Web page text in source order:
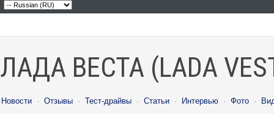
ЛАДА ВЕСТА (LADA
Новости · Отзывы · Тест-драйвы · Статьи · Интервью · Фото ·